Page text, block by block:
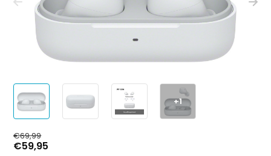
+1
€69,99
€59,95